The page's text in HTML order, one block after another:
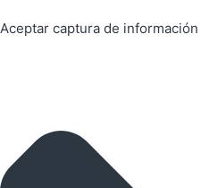
Aceptar captura de información